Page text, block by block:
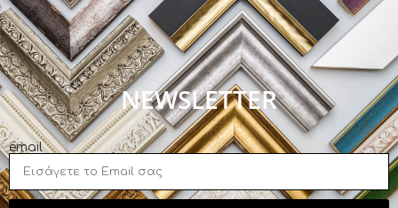
NEWSLETTER
email